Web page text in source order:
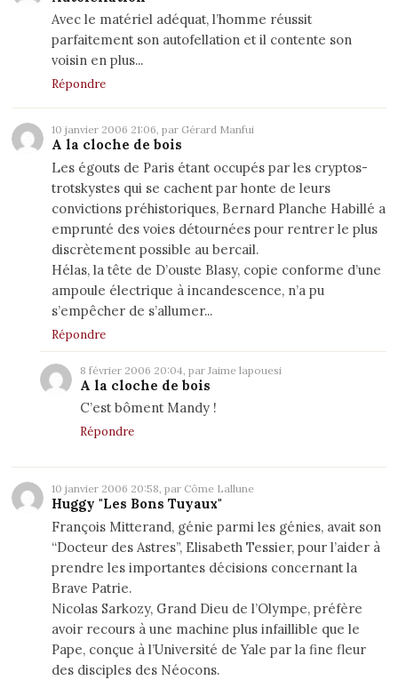
Avec le matériel adéquat, l’homme réussit
parfaitement son autofellation et il contente son
voisin en plus...
Répondre
10 janvier 2006 21:06, par Gérard Manfui
A la cloche de bois
Les égouts de Paris étant occupés par les cryptos-
trotskystes qui se cachent par honte de leurs
convictions préhistoriques, Bernard Planche Habillé a
emprunté des voies détournées pour rentrer le plus
discrètement possible au bercail.
Hélas, la tête de D’ouste Blasy, copie conforme d’une
ampoule électrique à incandescence, n’a pu
s’empêcher de s’allumer...
Répondre
8 février 2006 20:04, par Jaime lapouesi
A la cloche de bois
C’est bôment Mandy !
Répondre
10 janvier 2006 20:58, par Côme Lallune
Huggy "Les Bons Tuyaux"
François Mitterand, génie parmi les génies, avait son
“Docteur des Astres”, Elisabeth Tessier, pour l’aider à
prendre les importantes décisions concernant la
Brave Patrie.
Nicolas Sarkozy, Grand Dieu de l’Olympe, préfère
avoir recours à une machine plus infaillible que le
Pape, conçue à l’Université de Yale par la fine fleur
des disciples des Néocons.